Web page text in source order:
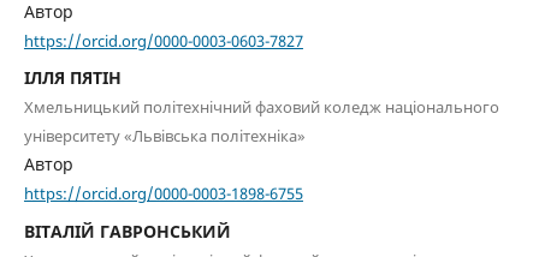
Автор
https://orcid.org/0000-0003-0603-7827
ІЛЛЯ ПЯТІН
Хмельницький політехнічний фаховий коледж національного
університету «Львівська політехніка»
Автор
https://orcid.org/0000-0003-1898-6755
ВІТАЛІЙ ГАВРОНСЬКИЙ